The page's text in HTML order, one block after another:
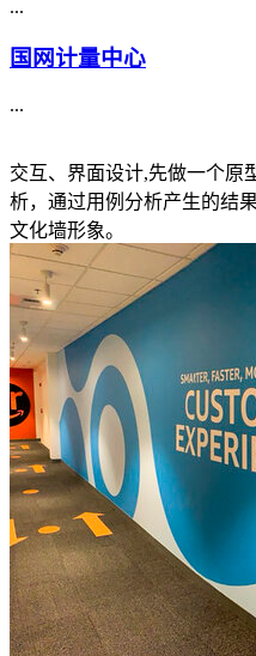
...
国网计量中心
...
交互、界面设计,先做一个原
析，通过用例分析产生的结
文化墙形象。